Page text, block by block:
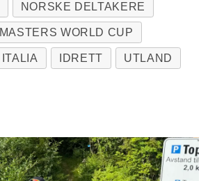
NORSKE DELTAKERE
MASTERS WORLD CUP
ITALIA IDRETT UTLAND